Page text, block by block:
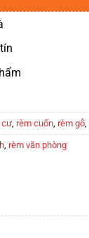
cư, rèm cuốn, rèm gỗ,
, rèm văn phòng